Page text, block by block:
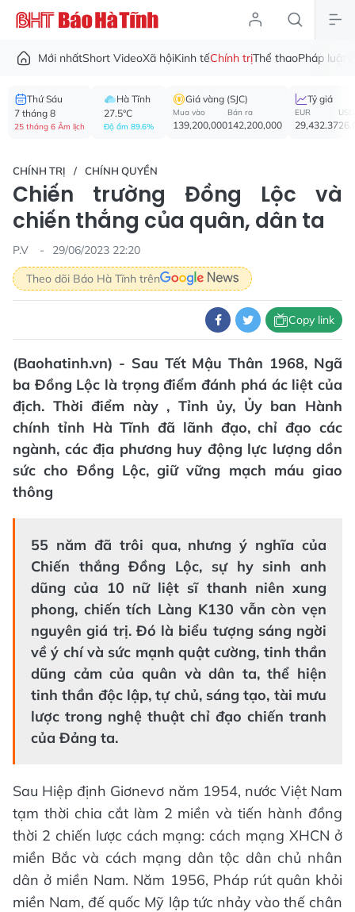
Mới nhấtShort VideoXã hộiKinh tếChính trịThể thaoPháp luật
Thứ Sáu
7 tháng 8
25 tháng 6 Âm lịch
Hà Tĩnh
27.5°C
Độ ẩm 89.6%
Giá vàng (SJC)
Mua vào
139,200,000
Bán ra
142,200,000
Tỷ giá
EUR
29,432.37
USD
CHÍNH TRỊ CHÍNH QUYỀN
Chiến trường Đồng Lộc và
chiến thắng của quân, dân ta
P.V
29/06/2023 22:20
Theo dõi Báo Hà Tĩnh trên
Copy link
(Baohatinh.vn) - Sau Tết Mậu Thân 1968, Ngã
ba Đồng Lộc là trọng điểm đánh phá ác liệt của
địch. Thời điểm này , Tỉnh ủy, Ủy ban Hành
chính tỉnh Hà Tĩnh đã lãnh đạo, chỉ đạo các
ngành, các địa phương huy động lực lượng dồn
sức cho Đồng Lộc, giữ vững mạch máu giao
thông
55 năm đã trôi qua, nhưng ý nghĩa của
Chiến thắng Đồng Lộc, sự hy sinh anh
dũng của 10 nữ liệt sĩ thanh niên xung
phong, chiến tích Làng K130 vẫn còn vẹn
nguyên giá trị. Đó là biểu tượng sáng ngời
về ý chí và sức mạnh quật cường, tinh thần
dũng cảm của quân và dân ta, thể hiện
tinh thần độc lập, tự chủ, sáng tạo, tài mưu
lược trong nghệ thuật chỉ đạo chiến tranh
của Đảng ta.
Sau Hiệp định Giơnevơ năm 1954, nước Việt Nam
tạm thời chia cắt làm 2 miền và tiến hành đồng
thời 2 chiến lược cách mạng: cách mạng XHCN ở
miền Bắc và cách mạng dân tộc dân chủ nhân
dân ở miền Nam. Năm 1956, Pháp rút quân khỏi
miền Nam, đế quốc Mỹ lập tức nhảy vào thế chân